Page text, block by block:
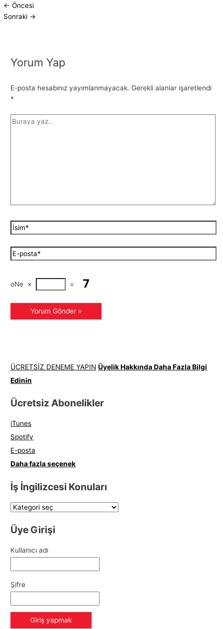
← Öncesi
Sonraki →
Yorum Yap
E-posta hesabınız yayımlanmayacak. Gerekli alanlar işaretlendi
*
oNe × =
ÜCRETSİZ DENEME YAPIN Üyelik Hakkında Daha Fazla Bilgi
Edinin
Ücretsiz Abonelikler
iTunes
Spotify
E-posta
Daha fazla seçenek
İş İngilizcesi Konuları
Üye Girişi
Kullanıcı adı
Şifre